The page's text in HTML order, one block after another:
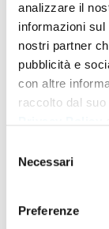
analizzare il
informazioni
nostri partner
pubblicità e
con altre
raccolto dal
delNecessari
Preferenze
Data Sheet